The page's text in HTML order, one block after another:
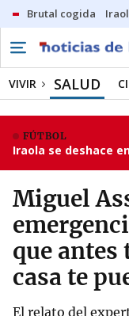
Brutal cogida
VIVIR SALUD
FÚTBOL
Iraola se deshace
Miguel
que
casa te
El relato del